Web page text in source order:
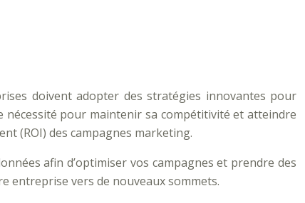
doivent adopter des stratégies innovantes pour
pour maintenir sa compétitivité et atteindre
(ROI) des campagnes marketing.
afin d’optimiser vos campagnes et prendre des
entreprise vers de nouveaux sommets.